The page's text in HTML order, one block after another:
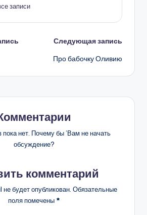
записи
Следующая запись
Про бабочку Оливию
нет. Почему бы ’Вам не начать
обсуждение?
комментарий
будет опубликован. Обязательные
поля помечены *